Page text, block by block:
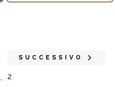
2
SUCCESSIVO